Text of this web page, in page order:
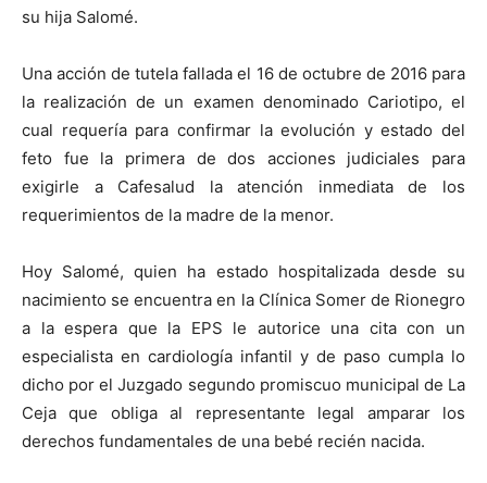
su hija Salomé.
Una acción de tutela fallada el 16 de octubre de 2016 para
la realización de un examen denominado Cariotipo, el
cual requería para confirmar la evolución y estado del
feto fue la primera de dos acciones judiciales para
exigirle a Cafesalud la atención inmediata de los
requerimientos de la madre de la menor.
Hoy Salomé, quien ha estado hospitalizada desde su
nacimiento se encuentra en la Clínica Somer de Rionegro
a la espera que la EPS le autorice una cita con un
especialista en cardiología infantil y de paso cumpla lo
dicho por el Juzgado segundo promiscuo municipal de La
Ceja que obliga al representante legal amparar los
derechos fundamentales de una bebé recién nacida.